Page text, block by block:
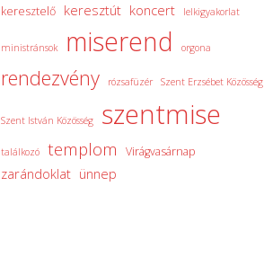
keresztelő keresztút koncert lelkigyakorlat
ministránsok miserend orgona
rendezvény rózsafüzér Szent Erzsébet Közösség
Szent István Közösség szentmise
találkozó templom Virágvasárnap
zarándoklat ünnep